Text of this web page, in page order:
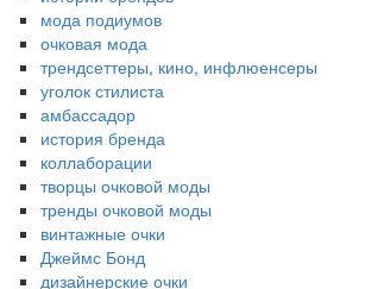
мода подиумов
очковая мода
трендсеттеры, кино, инфлюенсеры
уголок стилиста
амбассадор
история бренда
коллаборации
творцы очковой моды
тренды очковой моды
винтажные очки
Джеймс Бонд
дизайнерские очки